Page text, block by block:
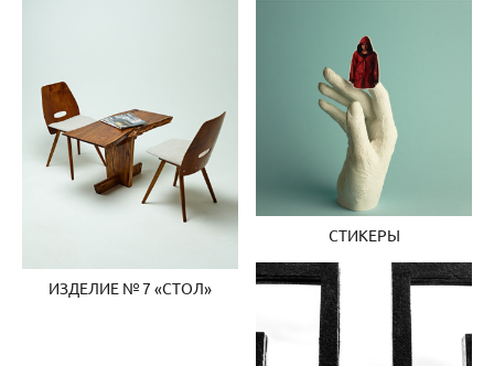
ИЗДЕЛИЕ № 7 «СТОЛ»
СТИКЕРЫ